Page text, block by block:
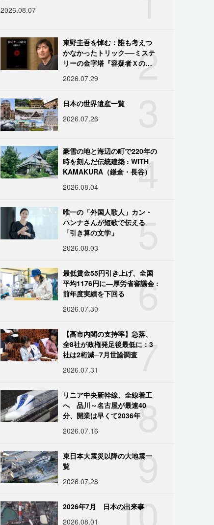
2026.08.07
2
東野圭吾を悼む：誰も考えつ
かなかったトリック──ミステ
リーの金字塔『容疑者Ｘの献
2026.07.29
日本の世界遺産一覧
2026.07.26
4
豪雪の地と海辺の町で220年の
時を刻んだ伝統建築 : WITH
KAMAKURA（鎌倉・長谷）
2026.08.04
5
唯一の「外国人歌人」カン・
ハンナさんが短歌で伝える
「引き算の文学」
2026.08.03
6
最低賃金55円引き上げ、全国
平均1176円に―厚労省審議会 :
前年度実績を下回る
2026.07.30
7
【高市内閣の支持率】急落、
全8社が政権発足後最低に：3
社は2桁減─7月世論調査
2026.07.31
8
リニア中央新幹線、全線着工
へ 品川～名古屋が最速40
分、開業は早くて2036年
2026.07.16
9
東日本大震災以降の大地震一
覧
2026.07.28
10
2026年7月 日本の出来事
2026.08.01